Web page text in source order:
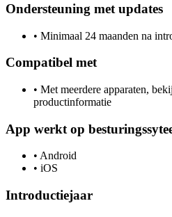
Ondersteuning met updates
• Minimaal 24 maanden na
Compatibel met
• Met meerdere apparaten,
productinformatie
App werkt op
• Android
• iOS
Introductiejaar